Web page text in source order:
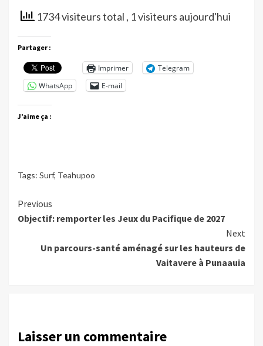
1734 visiteurs total , 1 visiteurs aujourd'hui
Partager :
Imprimer
Telegram
WhatsApp
E-mail
J’aime ça :
Tags: Surf, Teahupoo
Continue
Reading
Previous
Objectif: remporter les Jeux du Pacifique de 2027
Next
Un parcours-santé aménagé sur les hauteurs de
Vaitavere à Punaauia
Laisser un commentaire